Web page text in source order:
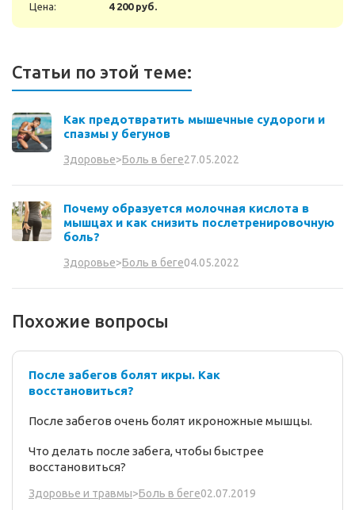
Цена:
4 200 руб.
Статьи по этой теме:
Как предотвратить мышечные судороги и
спазмы у бегунов
Здоровье>Боль в беге27.05.2022
Почему образуется молочная кислота в
мышцах и как снизить послетренировочную
боль?
Здоровье>Боль в беге04.05.2022
Похожие вопросы
После забегов болят икры. Как
восстановиться?
После забегов очень болят икроножные мышцы.
Что делать после забега, чтобы быстрее
восстановиться?
Здоровье и травмы>Боль в беге02.07.2019